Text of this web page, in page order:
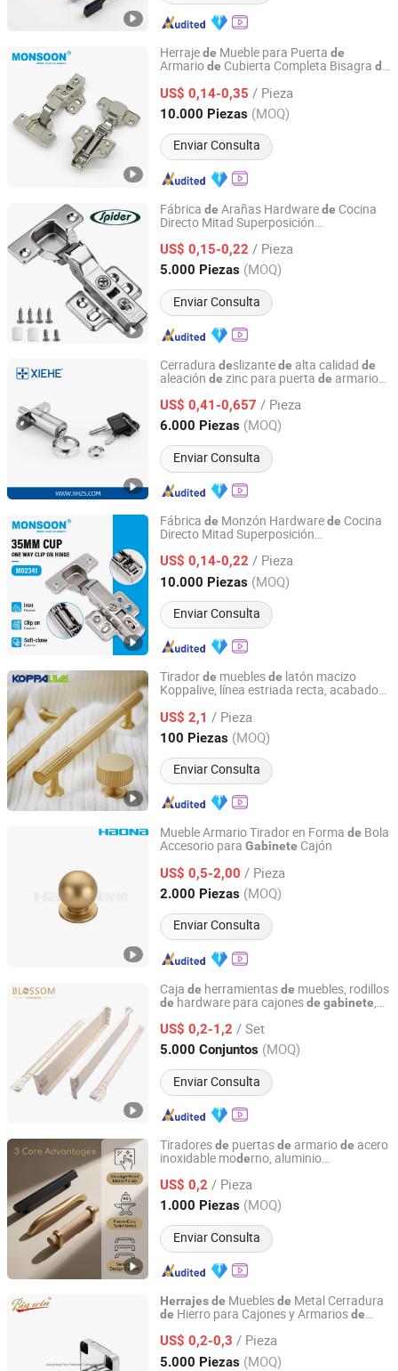
Herrajede Mueble para Puerta de
Armariode Cubierta Completa Bisagra de
BisagradeCierre Suave para Cocina
US$ 0,14-0,35 / Pieza
10.000 Piezas (MOQ)
Enviar Consulta
Monsoon Import Export (Guangzhou) Limited
Guangdong, China Desde 2024
Fábrica de Arañas Hardwarede Cocina
Directo Mitad Superposición
Hierro Hidráulico Mueble Puerta
Armario Cierre Suave Bisagra para
Armario
US$ 0,15-0,22 / Pieza
5.000 Piezas (MOQ)
Enviar Consulta
Spider Products Limited
Guangdong, China Desde 2026
Cerradura deslizantede alta calidad de
aleación de zinc para puerta de armario
US$ 0,41-0,657 / Pieza
6.000 Piezas (MOQ)
Enviar Consulta
XIEHE UNION HARDWARE CO., LTD.
Guangdong, China Desde 2020
Fábrica de Monzón Hardwarede Cocina
Directo Mitad Superposición
Hierro Hidráulico Mueble Puerta
Armario Cierre Suave Bisagra para
Armario
US$ 0,14-0,22 / Pieza
10.000 Piezas (MOQ)
Enviar Consulta
Monsoon Import Export (Guangzhou) Limited
Guangdong, China Desde 2024
Tiradorde mueblesde latón macizo
Koppalive, línea estriada recta, acabado
cocina
US$ 2,1 / Pieza
100 Piezas (MOQ)
Enviar Consulta
Zhejiang Zhangshi Hardware Co., Ltd
Zhejiang, China Desde 2023
Mueble Armario Tirador en Forma de Bola
Accesorio para Gabinete Cajón
US$ 0,5-2,00 / Pieza
2.000 Piezas (MOQ)
Enviar Consulta
WENZHOU HAONA HARDWARE CO.,LTD
Zhejiang, China Desde 2026
Caja de herramientasde muebles, rodillos
de hardware para cajonesde gabinete,
cocina
US$ 0,2-1,2 / Set
5.000 Conjuntos (MOQ)
Enviar Consulta
Zhongshan Yongxiang Hardware Co., Ltd.
Guangdong, China Desde 2025
Tiradoresde puertasde armariode acero
inoxidable moderno, aluminio
dezinc, madera maciza, múltiples estilos,
CE, RoHS para hardware
hogar, OEM, ODM
US$ 0,2 / Pieza
1.000 Piezas (MOQ)
Enviar Consulta
Zhongshan SJ Hardware Co., Ltd.
Guangdong, China Desde 2019
Herrajesde Mueblesde Metal Cerradura
de Hierro para Cajones y Armariosde
US$ 0,2-0,3 / Pieza
5.000 Piezas (MOQ)
Guangdong Yijun Precision Technology Co., Ltd.
Guangdong, China Desde 2018